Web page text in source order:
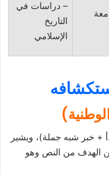
– دراسات في
التاريخ
الإسلامي
)
+ خبر شبه جملة)، ويشير
الهدف من النص وهو